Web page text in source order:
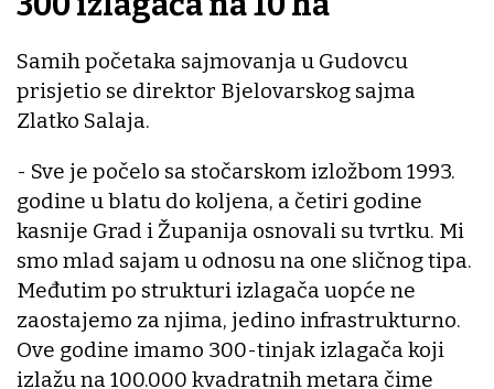
Samih početaka sajmovanja u Gudovcu
prisjetio se direktor Bjelovarskog sajma
Zlatko Salaja.
- Sve je počelo sa stočarskom izložbom 1993.
godine u blatu do koljena, a četiri godine
kasnije Grad i Županija osnovali su tvrtku. Mi
smo mlad sajam u odnosu na one sličnog tipa.
Međutim po strukturi izlagača uopće ne
zaostajemo za njima, jedino infrastrukturno.
Ove godine imamo 300-tinjak izlagača koji
izlažu na 100.000 kvadratnih metara čime